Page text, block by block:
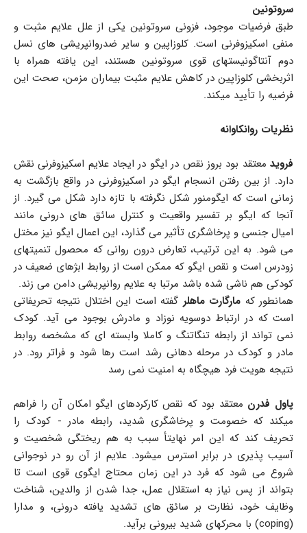
سروتونین
طبق فرضیات موجود، فزونی سروتونین یکی از علل علایم مثبت و
منفی اسکیزوفرنی است. کلوزاپین و سایر ضدروانپریشی های نسل
دوم آنتاگونیستهای قوی سروتونین هستند، این یافته همراه با
اثربخشی کلوزاپین در کاهش علایم مثبت بیماران مزمن، صحت این
فرضیه را تأیید میکند.
نظریات روانکاوانه
فروید معتقد بود بروز نقص در ایگو در ایجاد علایم اسکیزوفرنی نقش
دارد. از بین رفتن انسجام ایگو در اسکیزوفرنی در واقع بازگشت به
زمانی است که ایگومنور شکل نگرفته با تازه دارد شکل می گیرد. از
آنجا که ایگو بر تفسیر واقعیت و کنترل سائق های درونی مانند
امیال جنسی و پرخاشگری تأثیر می گذارد، این اعمال ایگو نیز مختل
می شود. به این ترتیب، تعارض درون روانی که محصول تنميتهای
زودرس است و نقص ایگو که ممکن است از روابط ابژهای ضعیف در
کودکی هم ناشی شده باشد مرتبا به علایم روانپریشی دامن می زند.
همانطور که مارگارت ماهلر گفته است این اختلال نتیجه تحریفاتی
است که در ارتباط دوسویه نوزاد و مادرش بوجود می آید. کودک
نمی تواند از رابطه تنگاتنگ و کاملا وابسته ای که مشخصه روابط
مادر و کودک در مرحله دهانی رشد است رها شود و فراتر رود. در
نتیجه هویت فرد هیچگاه به امنیت نمی رسد
پاول فدرن معتقد بود که نقص کارکردهای ایگو امکان آن را فراهم
میکند که خصومت و پرخاشگری شدید، رابطه مادر - کودک را
تحریف کند که این امر نهایتأ سبب به هم ریختگی شخصیت و
آسیب پذیری در برابر استرس میشود. علایم از آن رو در نوجوانی
شروع می شود که فرد در این زمان محتاج ایگوی قوی است تا
بتواند از پس نیاز به استقلال عمل، جدا شدن از والدین، شناخت
وظایف خود، نظارت بر سائق های تشدید یافته درونی، و مدارا
(coping) با محرکهای شدید بیرونی برآید.